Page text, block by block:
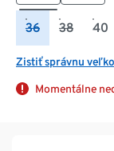
36 38 40
Zistiť správnu
Momentálne